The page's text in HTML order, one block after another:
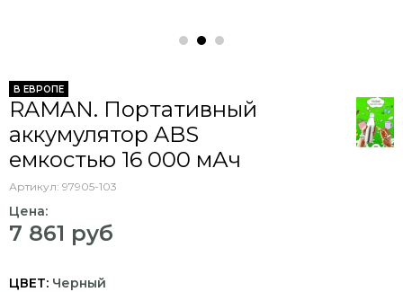
В ЕВРОПЕ
RAMAN. Портативный
аккумулятор ABS
емкостью 16 000 мАч
Артикул: 97905-103
Цена:
7 861 руб
ЦВЕТ: Черный